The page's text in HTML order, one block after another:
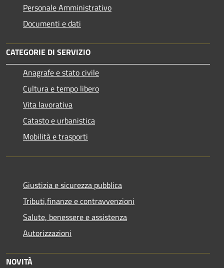
Personale Amministrativo
Documenti e dati
CATEGORIE DI SERVIZIO
Anagrafe e stato civile
Cultura e tempo libero
Vita lavorativa
Catasto e urbanistica
Mobilità e trasporti
Giustizia e sicurezza pubblica
Tributi,finanze e contravvenzioni
Salute, benessere e assistenza
Autorizzazioni
NOVITÀ